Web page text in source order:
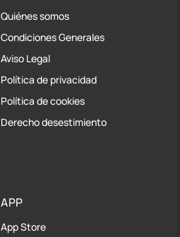
Quiénes somos
Condiciones Generales
Aviso Legal
Política de privacidad
Política de cookies
Derecho desestimiento
APP
App Store